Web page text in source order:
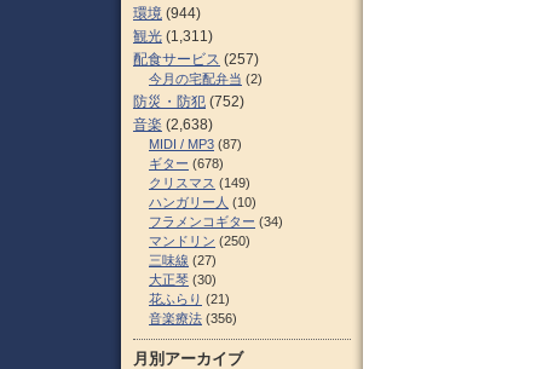
環境 (944)
観光 (1,311)
配食サービス (257)
今月の宅配弁当 (2)
防災・防犯 (752)
音楽 (2,638)
MIDI / MP3 (87)
ギター (678)
クリスマス (149)
ハンガリー人 (10)
フラメンコギター (34)
マンドリン (250)
三味線 (27)
大正琴 (30)
花ふらり (21)
音楽療法 (356)
月別アーカイブ